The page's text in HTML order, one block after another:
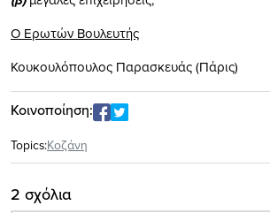
Ο Ερωτών Βουλευτής
Κουκουλόπουλος Παρασκευάς (Πάρις)
Κοινοποίηση:
Topics:Κοζάνη
2 σχόλια